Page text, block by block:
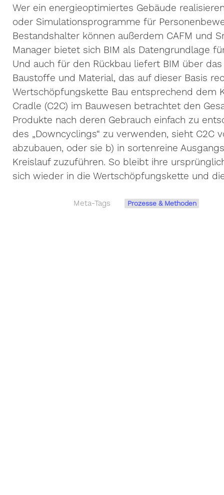
Wer ein energieoptimiertes Gebäude
oder Simulationsprogramme für
Bestandshalter können außerdem CAFM und
Manager bietet sich BIM als Datengrundlage
Und auch für den Rückbau liefert BIM über
Baustoffe und Material, das auf dieser Basis
Wertschöpfungskette Bau entsprechend dem
Cradle (C2C) im Bauwesen betrachtet den
Produkte nach deren Gebrauch einfach zu
des „Downcyclings“ zu verwenden, sieht
abzubauen, oder sie b) in sortenreine
Kreislauf zuzuführen. So bleibt ihre
sich wieder in die Wertschöpfungskette und
Meta-Tags Prozesse & Methoden